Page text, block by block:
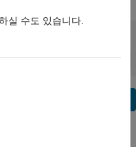
Release Notes
실 수도 있습니다.